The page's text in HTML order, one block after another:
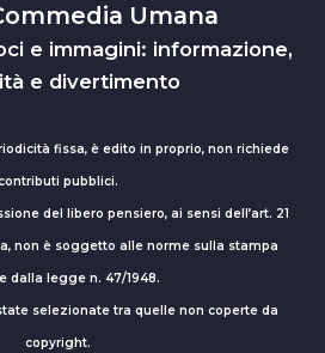
Umana
e immagini: informazione,
e divertimento
fissa, è edito in proprio, non richiede
pubblici.
del libero pensiero, ai sensi dell’art. 21
non è soggetto alle norme sulla stampa
dalla legge n. 47/1948.
selezionate tra quelle non coperte da
copyright.